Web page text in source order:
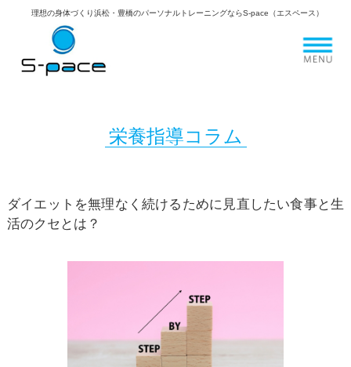
理想の身体づくり浜松・豊橋のパーソナルトレーニングならS-pace（エスペース）
栄養指導コラム
ダイエットを無理なく続けるために見直したい食事と生
活のクセとは？